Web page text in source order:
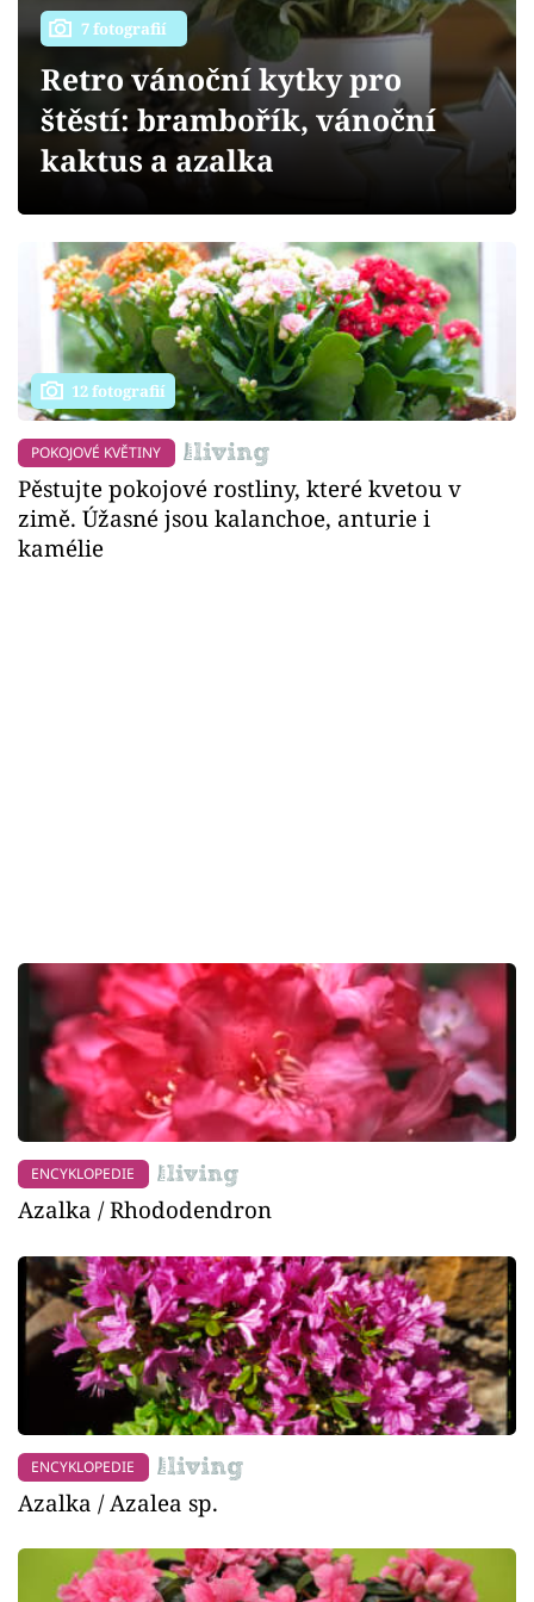
Přihlášení
Sledujte nás
7 fotografií
Retro vánoční kytky pro
štěstí: brambořík, vánoční
kaktus a azalka
12 fotografií
POKOJOVÉ KVĚTINY
Pěstujte pokojové rostliny, které kvetou v
zimě. Úžasné jsou kalanchoe, anturie i
kamélie
ENCYKLOPEDIE
Azalka / Rhododendron
ENCYKLOPEDIE
Azalka / Azalea sp.